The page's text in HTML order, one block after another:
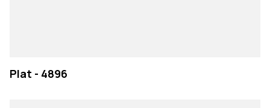
Plat - 4896